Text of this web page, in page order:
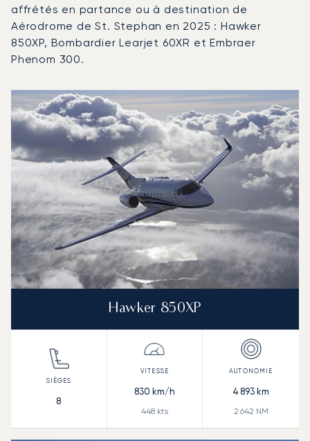
affrétés en partance ou à destination de
Aérodrome de St. Stephan en 2025 : Hawker
850XP, Bombardier Learjet 60XR et Embraer
Phenom 300.
Photo de l'aéronefModèle d'aéronef
Sièges
Vitesse (km/h)
Vitesse (nœuds) Autonomie (km)
Autonomie (NM)
Hawker 850XP
8
830 km/h
448kts
4 893 km
2 642 NM